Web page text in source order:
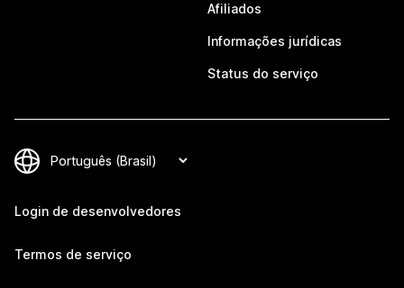
Afiliados
Informações jurídicas
Status do serviço
Login de desenvolvedores
Termos de serviço